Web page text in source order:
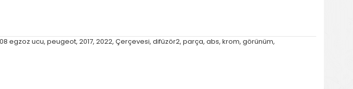
egzoz ucu, peugeot, 2017, 2022, Çerçevesi, difüzör2, parça, abs, krom, görünüm,